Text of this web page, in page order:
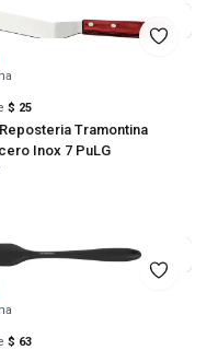
$ 25
Tramontina
Inox 7 PuLG
$ 63